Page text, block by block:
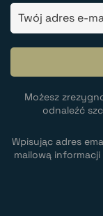
Możesz
odnaleźć
Wpisując adres
mailową